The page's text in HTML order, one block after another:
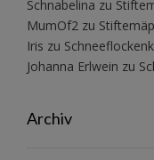
Schnabelina zu
MumOf2 zu
Iris zu
Johanna Erlwein zu
Archiv